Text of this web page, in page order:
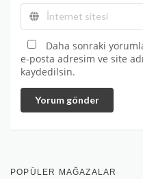
Daha sonraki
e-posta adresim ve site
kaydedilsin.
Yorum gönder
POPÜLER MAĞAZALAR